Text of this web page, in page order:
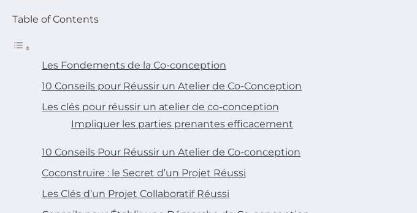
Table of Contents
Les Fondements de la Co-conception
10 Conseils pour Réussir un Atelier de Co-Conception
Les clés pour réussir un atelier de co-conception
Impliquer les parties prenantes efficacement
10 Conseils Pour Réussir un Atelier de Co-conception
Coconstruire : le Secret d’un Projet Réussi
Les Clés d’un Projet Collaboratif Réussi